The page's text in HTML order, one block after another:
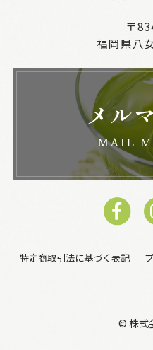
〒
福岡県八
特定商取引法に基づく表記
© 株式